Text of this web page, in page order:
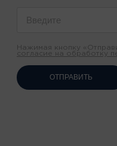
Нажимая кнопку
согласие на обработку
ОТПРАВИТЬ